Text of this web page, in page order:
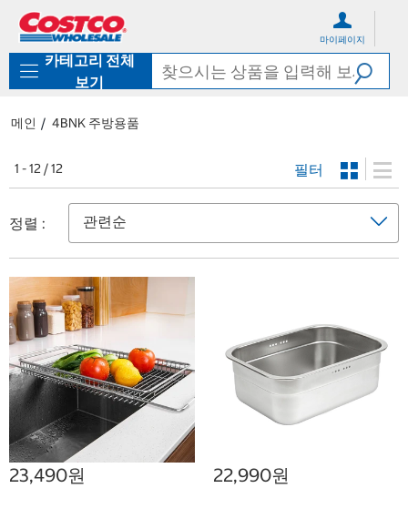
로
기
가
마이페이지
카테고리 전체
보기
메인 4BNK 주방용품
1 - 12 / 12 필터
정렬 :
23,490원 22,990원